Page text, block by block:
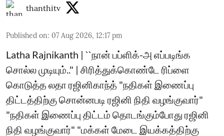
thanthitv
Published on: 07 Aug 2026, 12:17 pm
Latha Rajnikanth | ``நான் பப்ளிக்-அ எப்படிங்க
சொல்ல முடியும்.." | சிரித்துக்கொண்டே ரிப்ளை
கொடுத்த லதா ரஜினிகாந்த் "நதிகள் இணைப்பு
திட்டத்திற்கு சொன்னபடி ரஜினி நிதி வழங்குவார்"
"நதிகள் இணைப்பு திட்டம் தொடங்கும்போது ரஜினி
நிதி வழங்குவார்" "மக்கள் மேடை இயக்கத்திற்கு